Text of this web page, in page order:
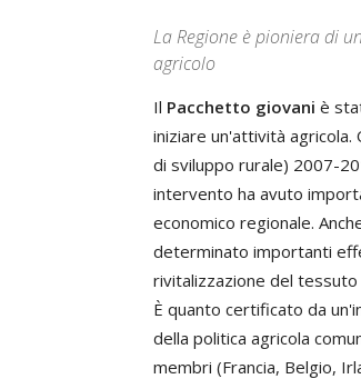
La Regione è pioniera di
agricolo
Il Pacchetto giovani è
iniziare un'attività
di sviluppo rurale) 2007-
intervento ha avuto
economico regionale.
determinato importanti
rivitalizzazione del
È quanto certificato da
della politica agricola
membri (Francia, Belgio,